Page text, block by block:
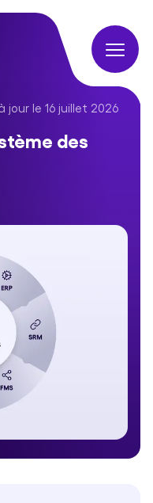
achats
jour le 16 juillet 2026
des